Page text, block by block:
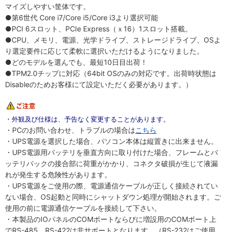
マイズしやすい筐体です。
●第6世代 Core i7/Core i5/Core i3より選択可能
●PCI 6スロット、PCIe Express（ｘ16）1スロット搭載。
●CPU、メモリ、電源、光学ドライブ、ストレージドライブ、OSよ
り選定要件に応じて柔軟に選択いただけるようになりました。
●どのモデルを選んでも、最短10日目出荷！
●TPM2.0チップに対応（64bit OSのみの対応です。出荷時状態は
Disableのためお客様にて設定いただく必要があります。）
・外観及び仕様は、予告なく変更することがあります。
・PCのお問い合わせ、トラブルの場合はこちら
・UPS電源を選択した場合、パソコン本体は縦置きに出来ません。
・UPS電源用バッテリを垂直方向に取り付けた場合、フレームとバ
ッテリパックの接合部に荷重がかかり、コネクタ破損が生じて液漏
れが発生する危険性があります。
・UPS電源をご使用の際、電源通信ケーブルが正しく接続されてい
ない場合、OS起動と同時にシャットダウン処理が開始されます。ご
使用の前に電源通信ケーブルを接続して下さい。
・本製品のIOパネルのCOMポートならびに増設用のCOMポート上
でRS-485、RS-422は非サポートとなります。（RS-232はご使用